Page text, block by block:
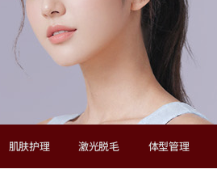
肌肤护理 激光脱毛 体型管理